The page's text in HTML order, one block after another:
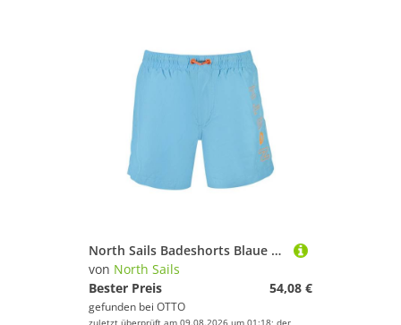
North Sails Badeshorts Blaue Kinder-Badeshorts: Komfort & Stil mit elastischem Bund
von North Sails
Bester Preis
54,08 €
gefunden bei OTTO
zuletzt überprüft am 09.08.2026 um 01:18; der